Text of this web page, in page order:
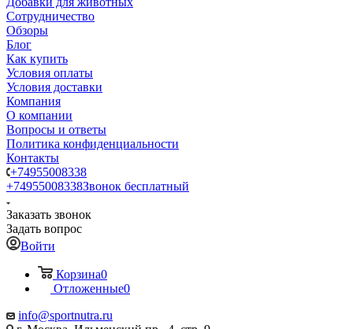
Сотрудничество
Обзоры
Блог
Как купить
Условия оплаты
Условия доставки
Компания
О компании
Вопросы и ответы
Политика конфиденциальности
Контакты
+74955008338
+74955008338Звонок бесплатный
Заказать звонок
Задать вопрос
Войти
Корзина0
Отложенные0
info@sportnutra.ru